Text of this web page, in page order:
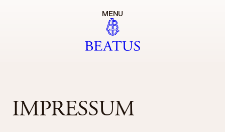
MENU
IMPRESSUM